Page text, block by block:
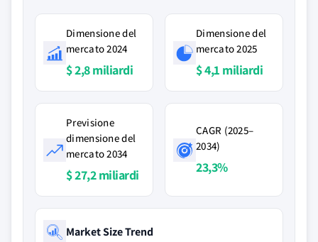
Dimensione del
mercato 2024
$ 2,8 miliardi
Dimensione del
mercato 2025
$ 4,1 miliardi
Previsione
dimensione del
mercato 2034
$ 27,2 miliardi
CAGR (2025–
2034)
23,3%
Market Size Trend